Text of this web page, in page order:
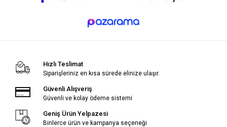
Hızlı Teslimat
Siparişleriniz en kısa sürede elinize ulaşır.
Güvenli Alışveriş
Güvenli ve kolay ödeme sistemi
Geniş Ürün Yelpazesi
Binlerce ürün ve kampanya seçeneği